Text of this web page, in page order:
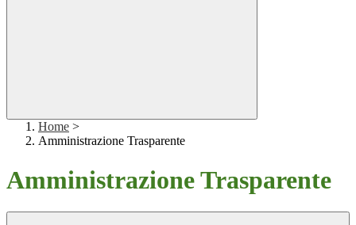
Home >
Amministrazione Trasparente
Amministrazione Trasparente